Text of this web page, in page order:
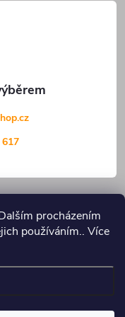
procházením
používáním.. Více